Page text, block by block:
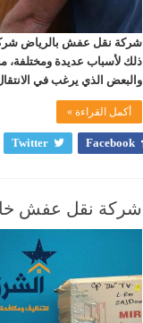
شركة نقل عفش بالرياض شركة
ذلك لأسباب عديدة ومختلفة،
والبعض الذي يرغب في
أكمل القراءة »
Facebook
Twitter
شركة نقل عفش